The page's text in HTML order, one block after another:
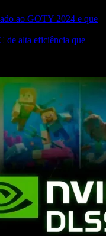
ao GOTY 2024 e que
alta eficiência que